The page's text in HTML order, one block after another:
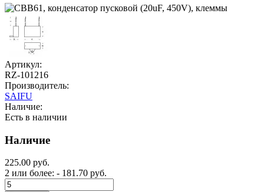
Артикул:
RZ-101216
Производитель:
SAIFU
Наличие:
Есть в наличии
Наличие
225.00 руб.
2 или более: - 181.70 руб.